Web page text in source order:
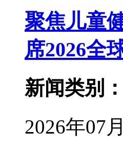
聚焦儿童
席2026全
新闻类别
2026年07